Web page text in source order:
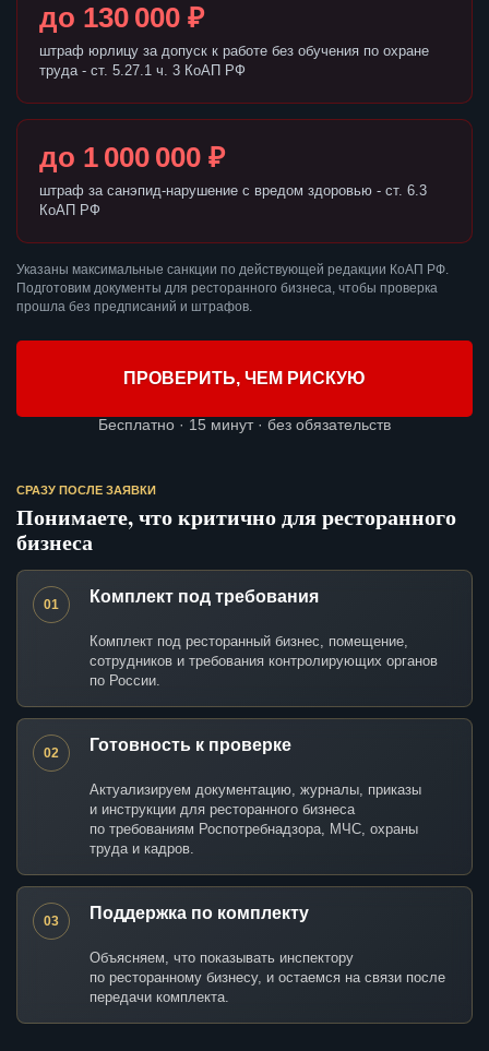
до 130 000 ₽
штраф юрлицу за допуск к работе без обучения по охране
труда - ст. 5.27.1 ч. 3 КоАП РФ
до 1 000 000 ₽
штраф за санэпид-нарушение с вредом здоровью - ст. 6.3
КоАП РФ
Указаны максимальные санкции по действующей редакции КоАП РФ.
Подготовим документы для ресторанного бизнеса, чтобы проверка
прошла без предписаний и штрафов.
ПРОВЕРИТЬ, ЧЕМ РИСКУЮ
Бесплатно · 15 минут · без обязательств
СРАЗУ ПОСЛЕ ЗАЯВКИ
Понимаете, что критично для ресторанного
бизнеса
01 Комплект под требования
Комплект под ресторанный бизнес, помещение,
сотрудников и требования контролирующих органов
по России.
02 Готовность к проверке
Актуализируем документацию, журналы, приказы
и инструкции для ресторанного бизнеса
по требованиям Роспотребнадзора, МЧС, охраны
труда и кадров.
03 Поддержка по комплекту
Объясняем, что показывать инспектору
по ресторанному бизнесу, и остаемся на связи после
передачи комплекта.